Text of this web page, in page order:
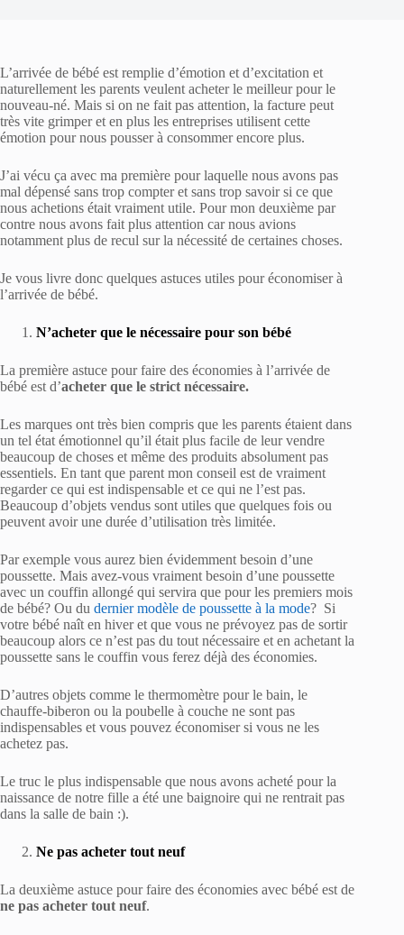
L’arrivée de bébé est remplie d’émotion et d’excitation et
naturellement les parents veulent acheter le meilleur pour le
nouveau-né. Mais si on ne fait pas attention, la facture peut
très vite grimper et en plus les entreprises utilisent cette
émotion pour nous pousser à consommer encore plus.
J’ai vécu ça avec ma première pour laquelle nous avons pas
mal dépensé sans trop compter et sans trop savoir si ce que
nous achetions était vraiment utile. Pour mon deuxième par
contre nous avons fait plus attention car nous avions
notamment plus de recul sur la nécessité de certaines choses.
Je vous livre donc quelques astuces utiles pour économiser à
l’arrivée de bébé.
N’acheter que le nécessaire pour son bébé
La première astuce pour faire des économies à l’arrivée de
bébé est d’acheter que le strict nécessaire.
Les marques ont très bien compris que les parents étaient dans
un tel état émotionnel qu’il était plus facile de leur vendre
beaucoup de choses et même des produits absolument pas
essentiels. En tant que parent mon conseil est de vraiment
regarder ce qui est indispensable et ce qui ne l’est pas.
Beaucoup d’objets vendus sont utiles que quelques fois ou
peuvent avoir une durée d’utilisation très limitée.
Par exemple vous aurez bien évidemment besoin d’une
poussette. Mais avez-vous vraiment besoin d’une poussette
avec un couffin allongé qui servira que pour les premiers mois
de bébé? Ou du dernier modèle de poussette à la mode? Si
votre bébé naît en hiver et que vous ne prévoyez pas de sortir
beaucoup alors ce n’est pas du tout nécessaire et en achetant la
poussette sans le couffin vous ferez déjà des économies.
D’autres objets comme le thermomètre pour le bain, le
chauffe-biberon ou la poubelle à couche ne sont pas
indispensables et vous pouvez économiser si vous ne les
achetez pas.
Le truc le plus indispensable que nous avons acheté pour la
naissance de notre fille a été une baignoire qui ne rentrait pas
dans la salle de bain :).
Ne pas acheter tout neuf
La deuxième astuce pour faire des économies avec bébé est de
ne pas acheter tout neuf.